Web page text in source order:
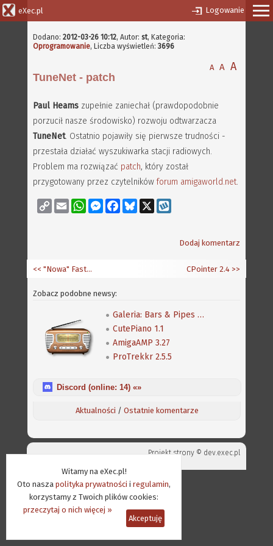
Witamy na eXec.pl!
Oto nasza polityka prywatności i regulamin,
korzystamy z Twoich plików cookies:
przeczytaj o nich więcej »
Akceptuję
eXec.pl Logowanie
Dodano: 2012-03-26 10:12, Autor: st, Kategoria:
Oprogramowanie, Liczba wyświetleń: 3696
A A A
TuneNet - patch
Paul Heams zupełnie zaniechał (prawdopodobnie
porzucił nasze środowisko) rozwoju odtwarzacza
TuneNet. Ostatnio pojawiły się pierwsze trudności -
przestała działać wyszukiwarka stacji radiowych.
Problem ma rozwiązać patch, który został
przygotowany przez czytelnikówforum amigaworld.net.
Copy
Link
Email WhatsAppMessenger
FacebookBluesky
Dodaj komentarz
CPointer 2.4 >>
<< "Nowa" FastATA wcale nie taka nowa...
Zobacz podobne newsy:
Galeria: Bars & Pipes Professional
CutePiano 1.1
AmigaAMP 3.27
ProTrekkr 2.5.5
Discord (online: 14) «»
Aktualności / Ostatnie komentarze
Projekt strony © dev.exec.pl